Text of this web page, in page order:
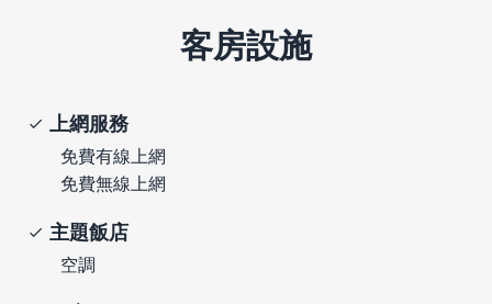
客房設施
上網服務
免費有線上網
免費無線上網
主題飯店
空調